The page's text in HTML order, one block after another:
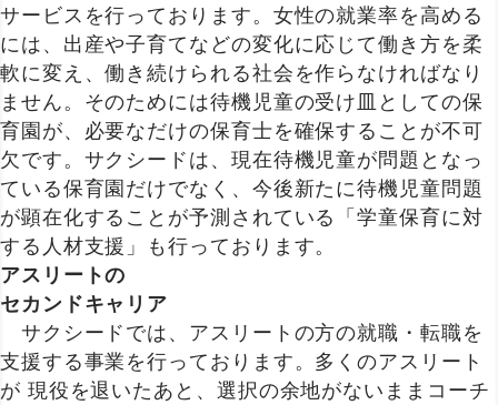
サービスを行っております。女性の就業率を高める
には、出産や子育てなどの変化に応じて働き方を柔
軟に変え、働き続けられる社会を作らなければなり
ません。そのためには待機児童の受け皿としての保
育園が、必要なだけの保育士を確保することが不可
欠です。サクシードは、現在待機児童が問題となっ
ている保育園だけでなく、今後新たに待機児童問題
が顕在化することが予測されている「学童保育に対
する人材支援」も行っております。
アスリートの
セカンドキャリア
サクシードでは、アスリートの方の就職・転職を
支援する事業を行っております。多くのアスリート
が 現役を退いたあと、選択の余地がないままコーチ